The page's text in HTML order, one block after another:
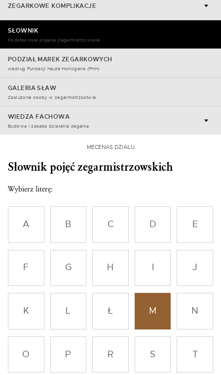
ZEGARKOWE KOMPLIKACJE
SŁOWNIK
Podstawowe pojęcia zegarmistrzowskie
PODZIAŁ MAREK ZEGARKOWYCH
według Fundacji Haute Horlogerie (FHH)
GALERIA SŁAW
Zasłużone osoby w zegarmistrzostwie
WIEDZA FACHOWA
Budowa i zasada działania zegarka
MECENAS DZIAŁU
Słownik pojęć zegarmistrzowskich
Wybierz literę:
A B C D E
F G H J
K L Ł M N
O P R S